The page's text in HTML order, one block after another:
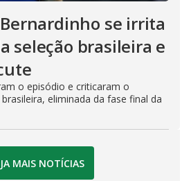
Bernardinho se irrita
seleção brasileira e
o episódio e criticaram o
eliminada da fase final da
MAIS NOTÍCIAS